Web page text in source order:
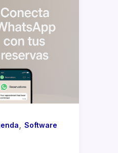
Software